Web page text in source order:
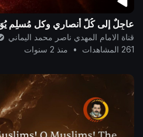
عاجِلٌ إلى كُلّ أنصاري وكل مُسلِم
قناة الامام المهدي ناصر محمد اليماني
261 المشاهدات
• منذ 2 سنوات